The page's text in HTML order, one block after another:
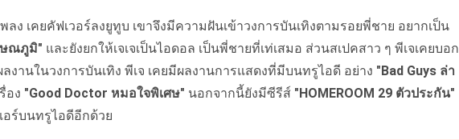
ลง เคยคัฟเวอร์ลงยูทูบ เขาจึงมีความฝันเข้าวงการบันเทิงตามรอยพี่ชาย อยากเป็น
ษณภูมิ" และยังยกให้เจเจเป็นไอดอล เป็นพี่ชายที่เท่เสมอ ส่วนสเปคสาว ๆ พีเจเคยบอก
านในวงการบันเทิง พีเจ เคยมีผลงานการแสดงที่มีบนทรูไอดี อย่าง "Bad Guys ล่า
อง "Good Doctor หมอใจพิเศษ" นอกจากนี้ยังมีซีรีส์ "HOMEROOM 29 ตัวประกัน"
ร์บนทรูไอดีอีกด้วย